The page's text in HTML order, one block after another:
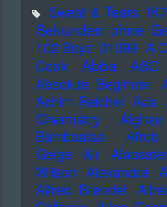
Sweat & Tears !K7
Sekunden ohne
102 Boyz 01099 A
Cook
Abba ABC
Absolute Beginner
Achim Reichel Ada
Chemistry
Bambaataa
Afrob
Geige
Air
Wilson Alexandra
Alfred Brendel